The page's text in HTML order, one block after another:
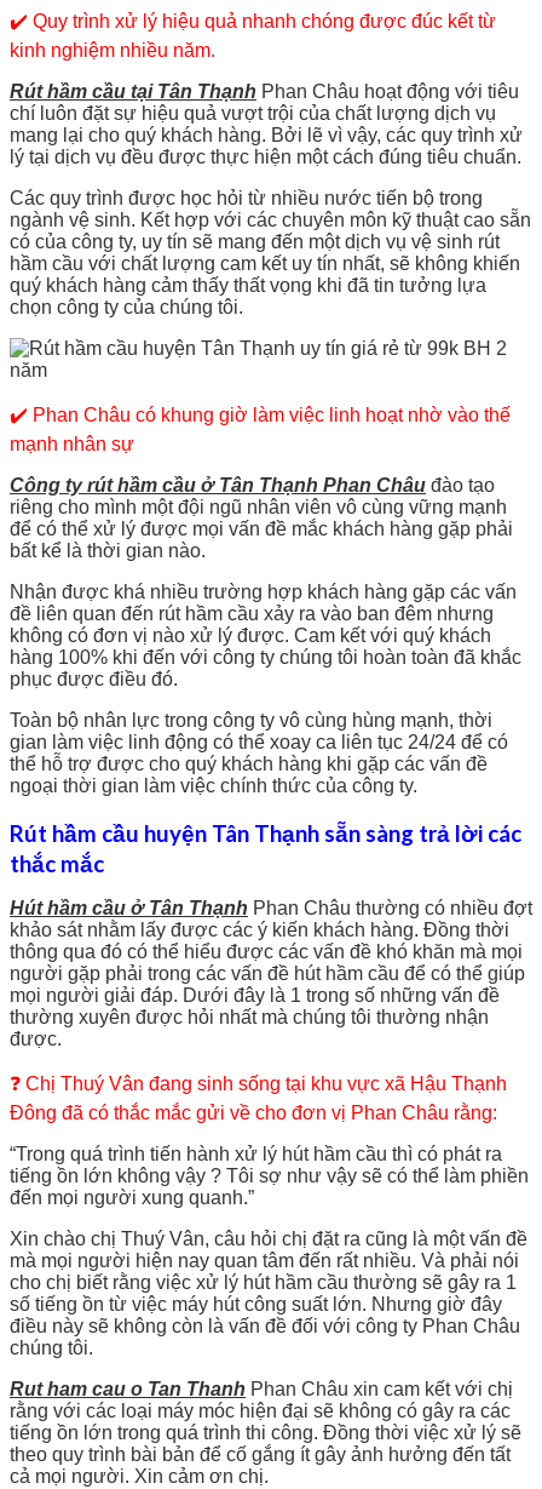
✔️ Quy trình xử lý hiệu quả nhanh chóng được đúc kết từ
kinh nghiệm nhiều năm.
Rút hầm cầu tại Tân Thạnh Phan Châu hoạt động với tiêu
chí luôn đặt sự hiệu quả vượt trội của chất lượng dịch vụ
mang lại cho quý khách hàng. Bởi lẽ vì vậy, các quy trình xử
lý tại dịch vụ đều được thực hiện một cách đúng tiêu chuẩn.
Các quy trình được học hỏi từ nhiều nước tiến bộ trong
ngành vệ sinh. Kết hợp với các chuyên môn kỹ thuật cao sẵn
có của công ty, uy tín sẽ mang đến một dịch vụ vệ sinh rút
hầm cầu với chất lượng cam kết uy tín nhất, sẽ không khiến
quý khách hàng cảm thấy thất vọng khi đã tin tưởng lựa
chọn công ty của chúng tôi.
✔️ Phan Châu có khung giờ làm việc linh hoạt nhờ vào thế
mạnh nhân sự
Công ty rút hầm cầu ở Tân Thạnh Phan Châu đào tạo
riêng cho mình một đội ngũ nhân viên vô cùng vững mạnh
để có thể xử lý được mọi vấn đề mắc khách hàng gặp phải
bất kể là thời gian nào.
Nhận được khá nhiều trường hợp khách hàng gặp các vấn
đề liên quan đến rút hầm cầu xảy ra vào ban đêm nhưng
không có đơn vị nào xử lý được. Cam kết với quý khách
hàng 100% khi đến với công ty chúng tôi hoàn toàn đã khắc
phục được điều đó.
Toàn bộ nhân lực trong công ty vô cùng hùng mạnh, thời
gian làm việc linh động có thể xoay ca liên tục 24/24 để có
thể hỗ trợ được cho quý khách hàng khi gặp các vấn đề
ngoại thời gian làm việc chính thức của công ty.
Rút hầm cầu huyện Tân Thạnh sẵn sàng trả lời các
thắc mắc
Hút hầm cầu ở Tân Thạnh Phan Châu thường có nhiều đợt
khảo sát nhằm lấy được các ý kiến khách hàng. Đồng thời
thông qua đó có thể hiểu được các vấn đề khó khăn mà mọi
người gặp phải trong các vấn đề hút hầm cầu để có thể giúp
mọi người giải đáp. Dưới đây là 1 trong số những vấn đề
thường xuyên được hỏi nhất mà chúng tôi thường nhận
được.
❓ Chị Thuý Vân đang sinh sống tại khu vực xã Hậu Thạnh
Đông đã có thắc mắc gửi về cho đơn vị Phan Châu rằng:
“Trong quá trình tiến hành xử lý hút hầm cầu thì có phát ra
tiếng ồn lớn không vậy ? Tôi sợ như vậy sẽ có thể làm phiền
đến mọi người xung quanh.”
Xin chào chị Thuý Vân, câu hỏi chị đặt ra cũng là một vấn đề
mà mọi người hiện nay quan tâm đến rất nhiều. Và phải nói
cho chị biết rằng việc xử lý hút hầm cầu thường sẽ gây ra 1
số tiếng ồn từ việc máy hút công suất lớn. Nhưng giờ đây
điều này sẽ không còn là vấn đề đối với công ty Phan Châu
chúng tôi.
Rut ham cau o Tan Thanh Phan Châu xin cam kết với chị
rằng với các loại máy móc hiện đại sẽ không có gây ra các
tiếng ồn lớn trong quá trình thi công. Đồng thời việc xử lý sẽ
theo quy trình bài bản để cố gắng ít gây ảnh hưởng đến tất
cả mọi người. Xin cảm ơn chị.